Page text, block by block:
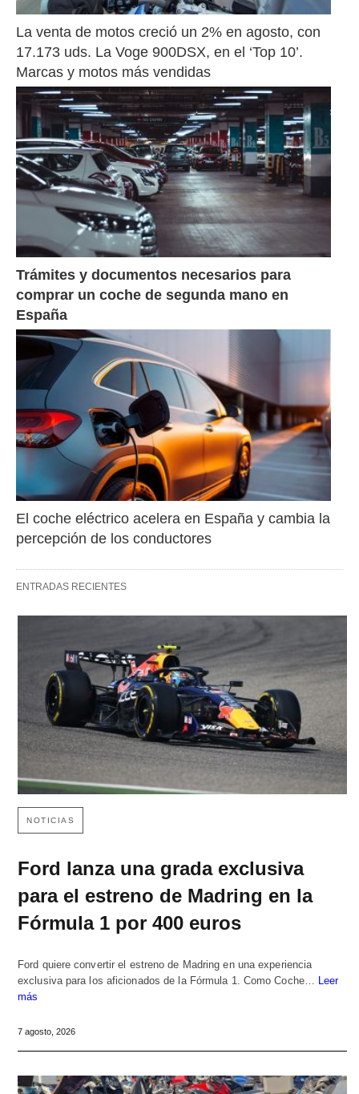
La venta de motos creció un 2% en agosto, con
17.173 uds. La Voge 900DSX, en el ‘Top 10’.
Marcas y motos más vendidas
Trámites y documentos necesarios para
comprar un coche de segunda mano en
España
El coche eléctrico acelera en España y cambia la
percepción de los conductores
ENTRADAS RECIENTES
NOTICIAS
Ford lanza una grada exclusiva
para el estreno de Madring en la
Fórmula 1 por 400 euros
Ford quiere convertir el estreno de Madring en una experiencia
exclusiva para los aficionados de la Fórmula 1. Como Coche… Leer
más
7 agosto, 2026